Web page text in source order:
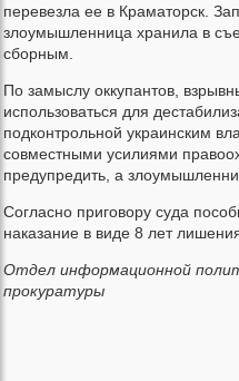
перевезла ее в Краматорск.
злоумышленница хранила в
сборным.
По замыслу оккупантов,
использоваться для
подконтрольной украинским
совместными усилиями
предупредить, а
Согласно приговору суда
наказание в виде 8 лет
Отдел информационной
прокуратуры